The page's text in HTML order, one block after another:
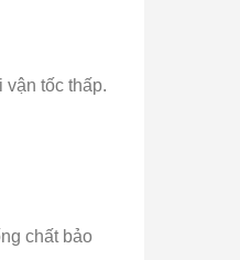
tốc thấp.
chất bảo